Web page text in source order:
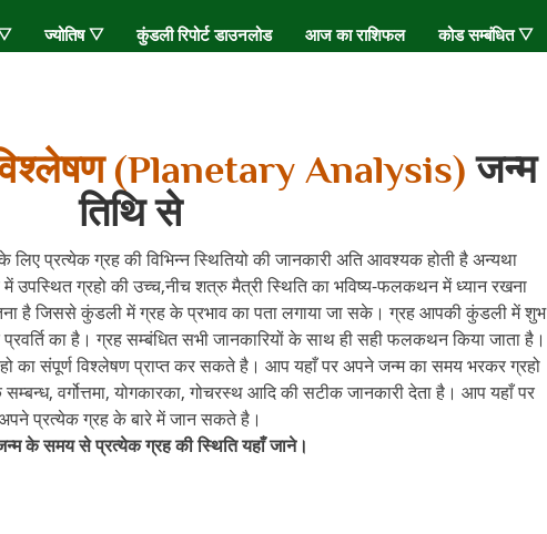
ज्योतिष ▽ कुंडली रिपोर्ट डाउनलोड आज का राशिफल कोड सम्बंधित ▽
(planetary Analysis) जन्म
तिथि से
प्रत्येक ग्रह की विभिन्न स्थितियो की जानकारी अति आवश्यक होती है अन्यथा
ग्रहो की उच्च,नीच शत्रु मैत्री स्थिति का भविष्य-फलकथन में ध्यान रखना
है जिससे कुंडली में ग्रह के प्रभाव का पता लगाया जा सके। ग्रह आपकी कुंडली में शुभ
का है। ग्रह सम्बंधित सभी जानकारियों के साथ ही सही फलकथन किया जाता है।
का संपूर्ण विश्लेषण प्राप्त कर सकते है। आप यहाँ पर अपने जन्म का समय भरकर ग्रहो
वर्गोत्तमा, योगकारका, गोचरस्थ आदि की सटीक जानकारी देता है। आप यहाँ पर
प्रत्येक ग्रह के बारे में जान सकते है।
के समय से प्रत्येक ग्रह की स्थिति यहाँ जाने।